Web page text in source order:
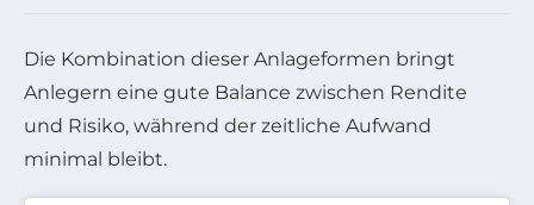
Die Kombination dieser Anlageformen bringt
Anlegern eine gute Balance zwischen Rendite
und Risiko, während der zeitliche Aufwand
minimal bleibt.